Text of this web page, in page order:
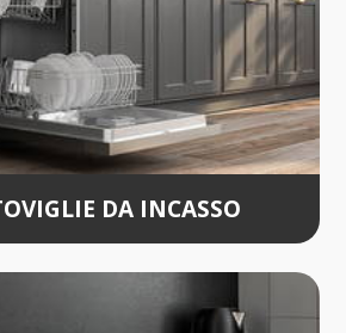
DA INCASSO